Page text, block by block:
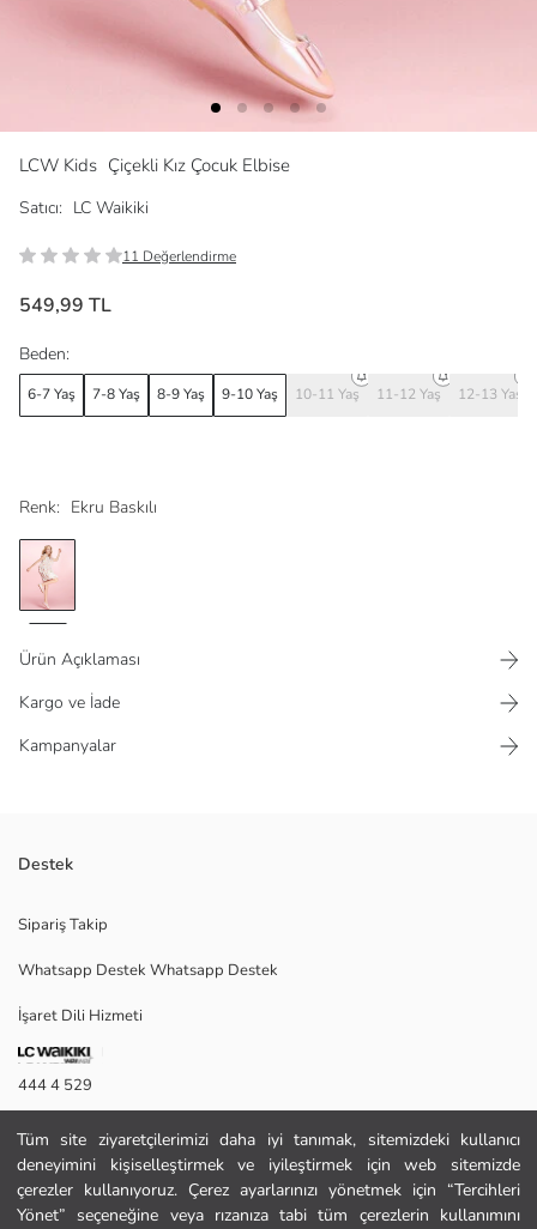
Tüm site ziyaretçilerimizi daha iyi tanımak, sitemizdeki kullanıcı
deneyimini kişiselleştirmek ve iyileştirmek için web sitemizde
çerezler kullanıyoruz. Çerez ayarlarınızı yönetmek için “Tercihleri
Yönet” seçeneğine veya rızanıza tabi tüm çerezlerin kullanımını
LCW Kids Çiçekli Kız Çocuk Elbise
Satıcı: LC Waikiki
11 Değerlendirme
549,99 TL
Renk: Ekru Baskılı
Beden:
6-7 Yaş 7-8 Yaş 8-9 Yaş 9-10 Yaş 10-11 Yaş 11-12 Yaş 12-13 Yaş
Ürün Açıklaması
Kargo ve İade
Kampanyalar
ve kat kat fırfırlı tasarıma sahiptir.
Ana Kumaş:
Astar:
Menşei:
Satıcı:
Marka:
Cinsiyet:
Kalıp:
Kumaş:
Astar Detay:
Destek
Sipariş Takip
Whatsapp Destek Whatsapp Destek
İşaret Dili Hizmeti
444 4 529
İletişim Formu
444 4 529